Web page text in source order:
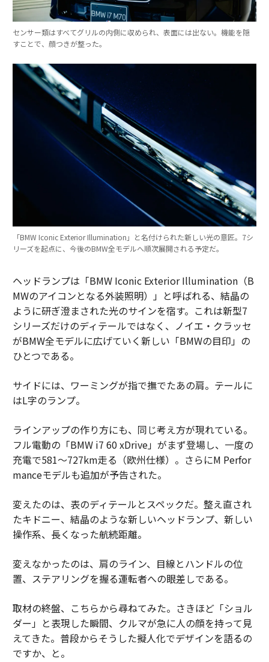
センサー類はすべてグリルの内側に収められ、表面には出ない。機能を隠
すことで、顔つきが整った。
「BMW Iconic Exterior Illumination」と名付けられた新しい光の意匠。7シ
リーズを起点に、今後のBMW全モデルへ順次展開される予定だ。
ヘッドランプは「BMW Iconic Exterior Illumination（B
MWのアイコンとなる外装照明）」と呼ばれる、結晶の
ように研ぎ澄まされた光のサインを宿す。これは新型7
シリーズだけのディテールではなく、ノイエ・クラッセ
がBMW全モデルに広げていく新しい「BMWの目印」の
ひとつである。
サイドには、ワーミングが指で撫でたあの肩。テールに
はL字のランプ。
ラインアップの作り方にも、同じ考え方が現れている。
フル電動の「BMW i7 60 xDrive」がまず登場し、一度の
充電で581〜727km走る（欧州仕様）。さらにM Perfor
manceモデルも追加が予告された。
変えたのは、表のディテールとスペックだ。整え直され
たキドニー、結晶のような新しいヘッドランプ、新しい
操作系、長くなった航続距離。
変えなかったのは、肩のライン、目線とハンドルの位
置、ステアリングを握る運転者への眼差しである。
取材の終盤、こちらから尋ねてみた。さきほど「ショル
ダー」と表現した瞬間、クルマが急に人の顔を持って見
えてきた。普段からそうした擬人化でデザインを語るの
ですか、と。